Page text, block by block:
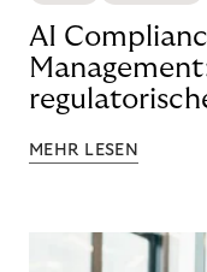
AI
MEHR LESEN